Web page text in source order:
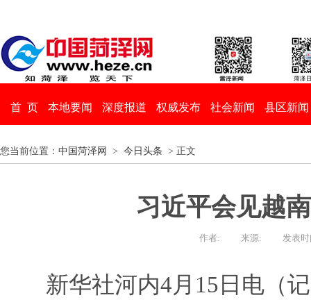
首 页 本地要闻 深度报道 权威发布 社会新闻 县区新闻
您当前位置： 中国菏泽网 > 今日头条 > 正文
习近平会见越
作者: 来源: 发表时
新华社河内4月15日电（